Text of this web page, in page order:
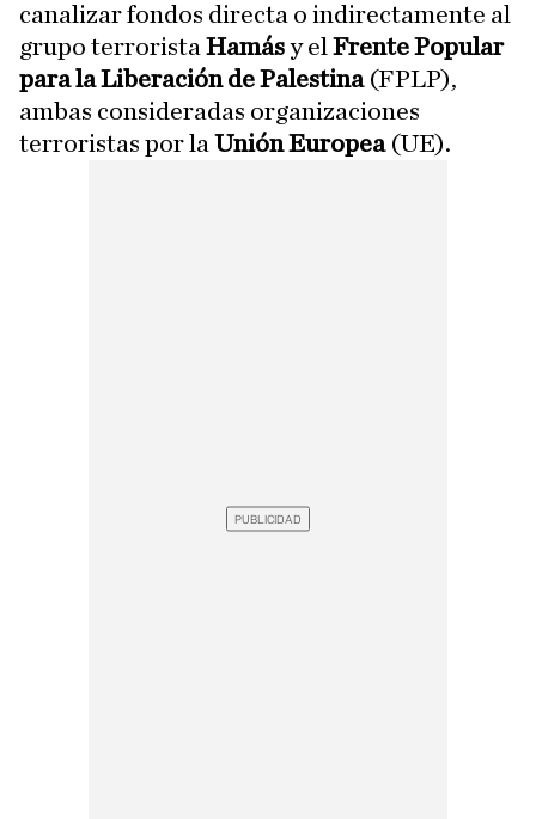
canalizar fondos directa o indirectamente al
grupo terrorista Hamásy el Frente Popular
para la Liberación de Palestina(FPLP),
ambas consideradas organizaciones
terroristas por la Unión Europea(UE).